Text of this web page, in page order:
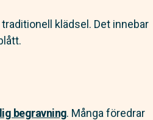
klädsel. Det innebar
begravning. Många föredrar